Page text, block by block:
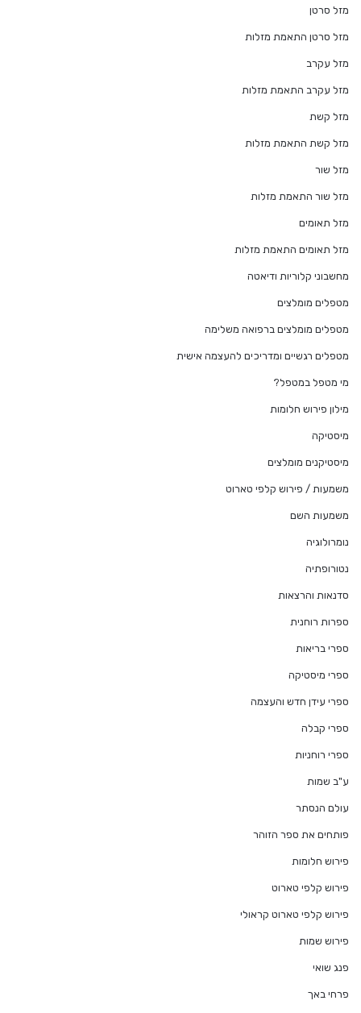
מזל סרטן
מזל סרטן התאמת מזלות
מזל עקרב
מזל עקרב התאמת מזלות
מזל קשת
מזל קשת התאמת מזלות
מזל שור
מזל שור התאמת מזלות
מזל תאומים
מזל תאומים התאמת מזלות
מחשבוני קלוריות ודיאטה
מטפלים מומלצים
מטפלים מומלצים ברפואה משלימה
מטפלים רגשיים ומדריכים להעצמה אישית
מי מטפל במטפל?
מילון פירוש חלומות
מיסטיקה
מיסטיקנים מומלצים
משמעות / פירוש קלפי טארוט
משמעות השם
נומרולוגיה
נטורופתיה
סדנאות והרצאות
ספרות רוחנית
ספרי בריאות
ספרי מיסטיקה
ספרי עידן חדש והעצמה
ספרי קבלה
ספרי רוחניות
ע"ב שמות
עולם הנסתר
פותחים את ספר הזוהר
פירוש חלומות
פירוש קלפי טארוט
פירוש קלפי טארוט קראולי
פירוש שמות
פנג שואי
פרחי באך